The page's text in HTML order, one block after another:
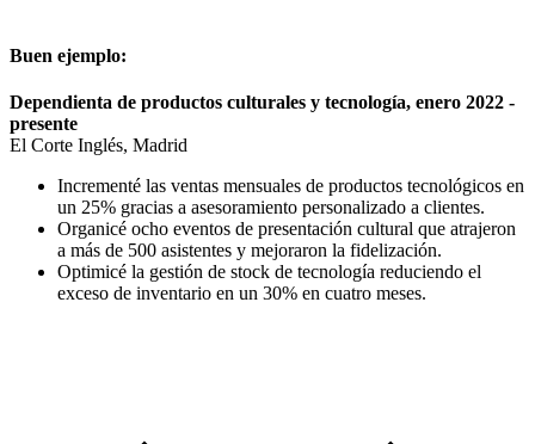
Buen ejemplo:
Dependienta de productos culturales y tecnología, enero 2022 -
presente
El Corte Inglés, Madrid
Incrementé las ventas mensuales de productos tecnológicos en
un 25% gracias a asesoramiento personalizado a clientes.
Organicé ocho eventos de presentación cultural que atrajeron
a más de 500 asistentes y mejoraron la fidelización.
Optimicé la gestión de stock de tecnología reduciendo el
exceso de inventario en un 30% en cuatro meses.